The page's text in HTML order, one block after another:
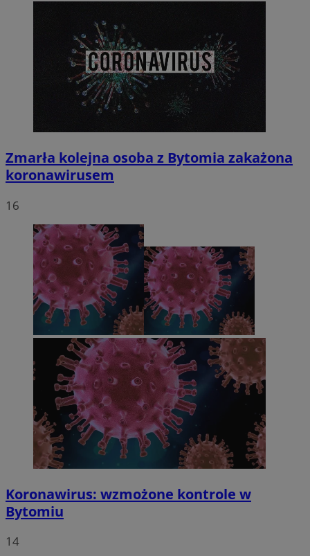
Zmarła kolejna osoba z Bytomia zakażona
koronawirusem
16
Koronawirus: wzmożone kontrole w
Bytomiu
14